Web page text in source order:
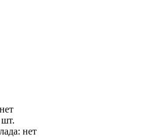
нет
шт.
нет